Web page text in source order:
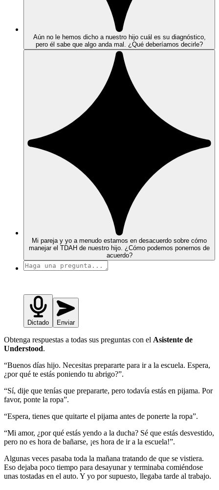
Aún no le hemos dicho a nuestro hijo cuál es su diagnóstico,
pero él sabe que algo anda mal. ¿Qué deberíamos decirle?
Mi pareja y yo a menudo estamos en desacuerdo sobre cómo
manejar el TDAH de nuestro hijo. ¿Cómo podemos ponernos de
acuerdo?
Dictado Enviar
Obtenga respuestas a todas sus preguntas con el Asistente de
Understood.
“Buenos días hijo. Necesitas prepararte para ir a la escuela. Espera,
¿por qué te estás poniendo tu abrigo?”.
“Sí, dije que tenías que prepararte, pero todavía estás en pijama. Por
favor, ponte la ropa”.
“Espera, tienes que quitarte el pijama antes de ponerte la ropa”.
“Mi amor, ¿por qué estás yendo a la ducha? Sé que estás desvestido,
pero no es hora de bañarse, ¡es hora de ir a la escuela!”.
Algunas veces pasaba toda la mañana tratando de que se vistiera.
Eso dejaba poco tiempo para desayunar y terminaba comiéndose
unas tostadas en el auto. Y yo por supuesto, llegaba tarde al trabajo.